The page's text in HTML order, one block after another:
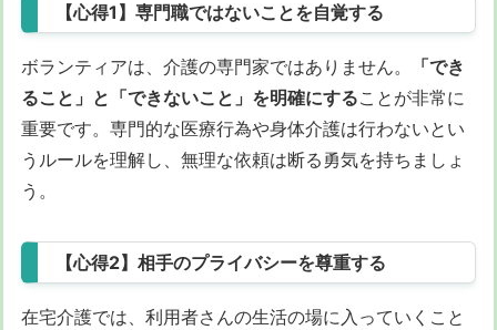
【心得1】専門職ではないことを自覚する
ボランティアは、介護の専門家ではありません。
「でき
ること」と「できないこと」を明確にすることが非常に
重要です。専門的な医療行為や身体介護は行わないとい
うルールを理解し、無理な依頼は断る勇気を持ちましょ
う。
【心得2】相手のプライバシーを尊重する
在宅介護では、利用者さんの生活の場に入っていくこと